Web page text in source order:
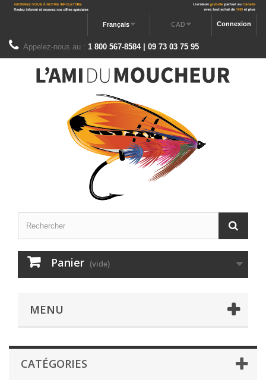
Connexion
CAD
Français
Appelez-nous au : 1 800 567-8584 | 09 73 03 75 95
Panier (vide)
MENU
CATÉGORIES